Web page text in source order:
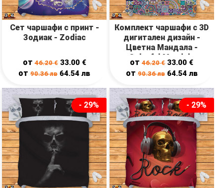
Сет чаршафи с принт -
Зодиак - Zodiac
от46.20€ 33.00 €
от90.36лв 64.54лв
Комплект чаршафи с 3D
дигитален дизайн -
Цветна Мандала -
Colorful Mandala
от46.20€ 33.00 €
от 90.36лв 64.54 лв
- 29% - 29%